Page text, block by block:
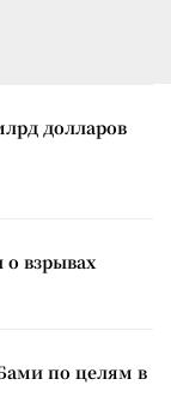
долларов
взрывах
по целям в